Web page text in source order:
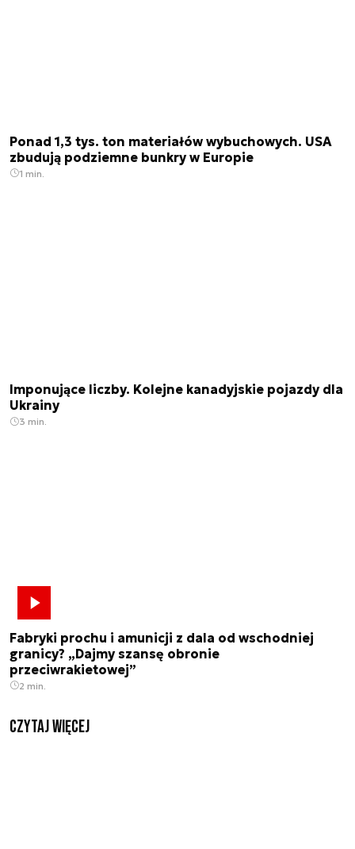
Ponad 1,3 tys. ton materiałów wybuchowych. USA
zbudują podziemne bunkry w Europie
1 min.
Imponujące liczby. Kolejne kanadyjskie pojazdy dla
Ukrainy
3 min.
Fabryki prochu i amunicji z dala od wschodniej
granicy? „Dajmy szansę obronie
przeciwrakietowej”
2 min.
czytaj więcej